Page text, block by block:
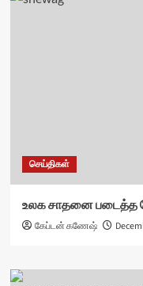
செய்திகள்
உலக சாதனை படைத்த
கேப்டன் கணேஷ்